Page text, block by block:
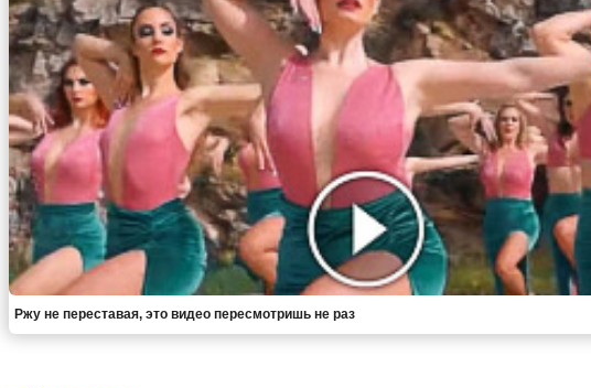
Ржу не переставая, это видео пересмотришь не раз